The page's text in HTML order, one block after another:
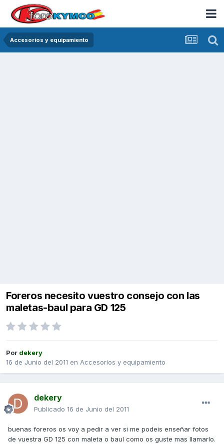
Accesorios y equipamiento
Foreros necesito vuestro consejo con las
maletas-baul para GD 125
Por dekery
16 de Junio del 2011 en Accesorios y equipamiento
dekery
Publicado 16 de Junio del 2011
buenas foreros os voy a pedir a ver si me podeis enseñar fotos
de vuestra GD 125 con maleta o baul como os guste mas llamarlo.